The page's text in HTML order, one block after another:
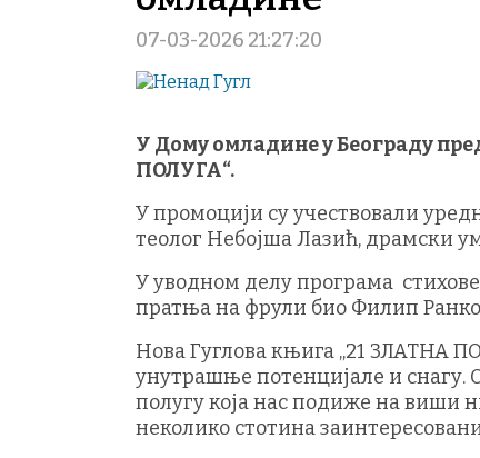
07-03-2026 21:27:20
У Дому омладине у Београду
ПОЛУГА“.
У промоцији су учествовали
теолог Небојша Лазић, драмски
У уводном делу програма
пратња на фрули био Филип
Нова Гуглова књига „21 ЗЛАТНА
унутрашње потенцијале и снагу.
полугу која нас подиже на виши
неколико стотина